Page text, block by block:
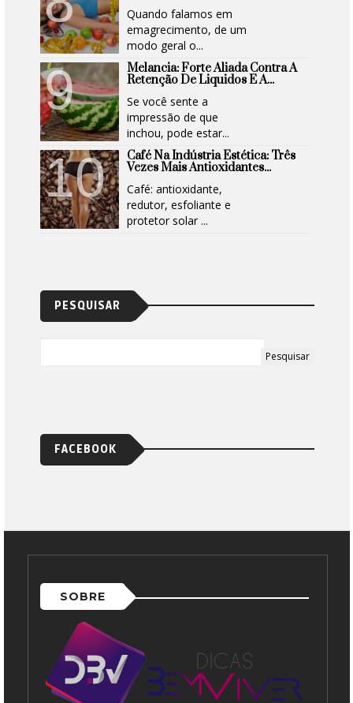
Quando falamos em
emagrecimento, de um
modo geral o...
Melancia: Forte Aliada Contra A
Retenção De Liquidos E A...
Se você sente a
impressão de que
inchou, pode estar...
Café Na Indústria Estética: Três
Vezes Mais Antioxidantes...
Café: antioxidante,
redutor, esfoliante e
protetor solar ...
PESQUISAR
FACEBOOK
SOBRE